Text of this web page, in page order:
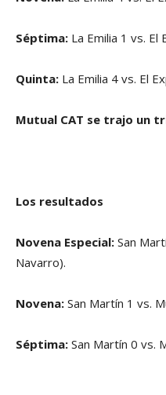
Séptima: La Emilia 1 vs. El
Quinta: La Emilia 4 vs. El
Mutual CAT se trajo un
Los resultados
Novena Especial: San
Navarro).
Novena: San Martín 1 vs.
Séptima: San Martín 0 vs.